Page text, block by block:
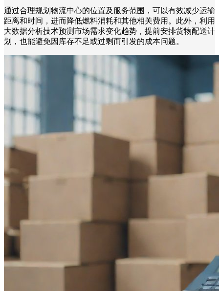
通过合理规划物流中心的位置及服务范围，可以有效减少运输
距离和时间，进而降低燃料消耗和其他相关费用。此外，利用
大数据分析技术预测市场需求变化趋势，提前安排货物配送计
划，也能避免因库存不足或过剩而引发的成本问题。